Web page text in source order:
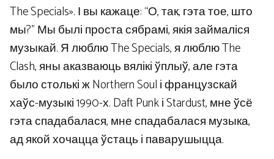
The Specials». І вы кажаце: “О, так, гэта тое, што
мы?” Мы былі проста сябрамі, якія займаліся
музыкай. Я люблю The Specials, я люблю The
Clash, яны аказваюць вялікі ўплыў, але гэта
было столькі ж Northern Soul і французскай
хаўс-музыкі 1990-х. Daft Punk і Stardust, мне ўсё
гэта спадабалася, мне спадабалася музыка,
ад якой хочацца ўстаць і паварушыцца.